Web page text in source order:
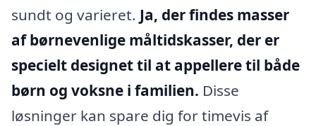
sundt og varieret. Ja, der findes masser
af børnevenlige måltidskasser, der er
specielt designet til at appellere til både
børn og voksne i familien. Disse
løsninger kan spare dig for timevis af